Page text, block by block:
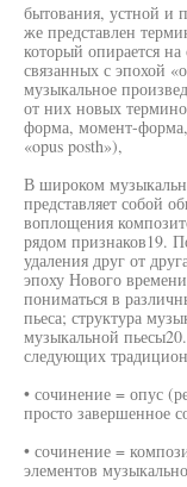
бытования, устной и
же представлен
который опирается
связанных с эпохой
музыкальное
от них новых
форма, момент-
«opus posth»),
В широком
представляет собой
воплощения
рядом признаков19.
удаления друг от
эпоху Нового
пониматься в
пьеса; структура
музыкальной
следующих
• сочинение = опус
просто завершенное
• сочинение =
элементов